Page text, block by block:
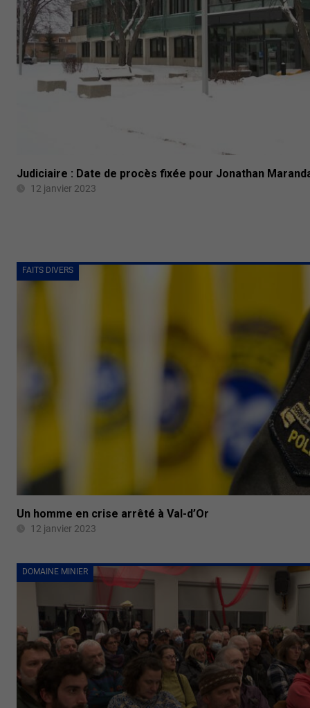
Judiciaire : Date de procès fixée pour Jonathan
12 janvier 2023
FAITS DIVERS
Un homme en crise arrêté à Val-d’Or
12 janvier 2023
DOMAINE MINIER